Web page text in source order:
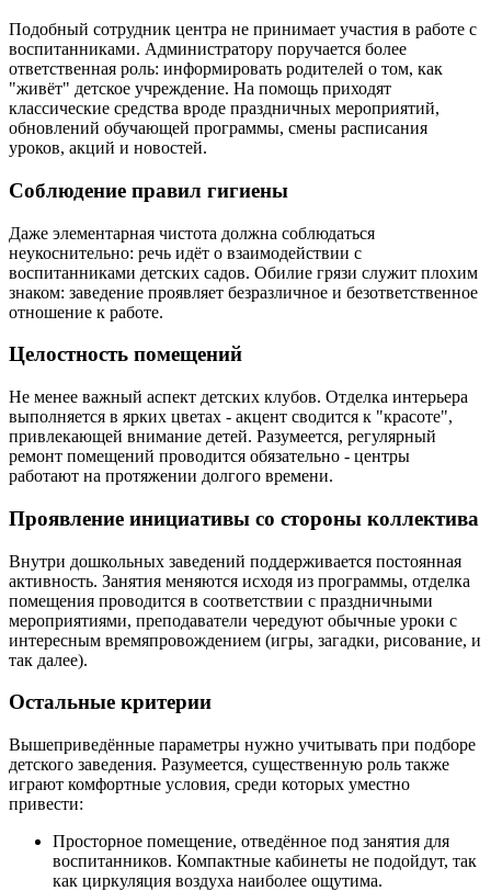
Подобный сотрудник центра не принимает участия в работе с
воспитанниками. Администратору поручается более
ответственная роль: информировать родителей о том, как
"живёт" детское учреждение. На помощь приходят
классические средства вроде праздничных мероприятий,
обновлений обучающей программы, смены расписания
уроков, акций и новостей.
Соблюдение правил гигиены
Даже элементарная чистота должна соблюдаться
неукоснительно: речь идёт о взаимодействии с
воспитанниками детских садов. Обилие грязи служит плохим
знаком: заведение проявляет безразличное и безответственное
отношение к работе.
Целостность помещений
Не менее важный аспект детских клубов. Отделка интерьера
выполняется в ярких цветах - акцент сводится к "красоте",
привлекающей внимание детей. Разумеется, регулярный
ремонт помещений проводится обязательно - центры
работают на протяжении долгого времени.
Проявление инициативы со стороны коллектива
Внутри дошкольных заведений поддерживается постоянная
активность. Занятия меняются исходя из программы, отделка
помещения проводится в соответствии с праздничными
мероприятиями, преподаватели чередуют обычные уроки с
интересным времяпровождением (игры, загадки, рисование, и
так далее).
Остальные критерии
Вышеприведённые параметры нужно учитывать при подборе
детского заведения. Разумеется, существенную роль также
играют комфортные условия, среди которых уместно
привести:
Просторное помещение, отведённое под занятия для
воспитанников. Компактные кабинеты не подойдут, так
как циркуляция воздуха наиболее ощутима.